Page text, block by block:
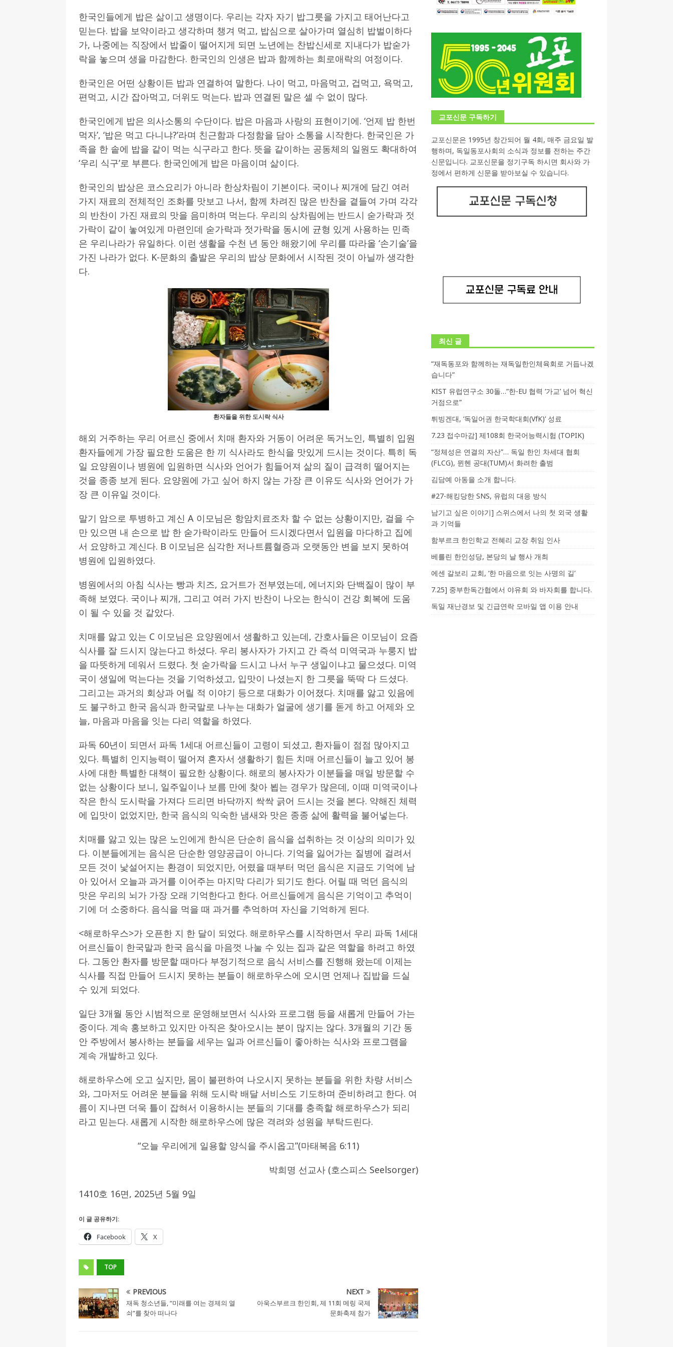
[ 2026-07-27 ] 튀빙겐대, ‘독일어권 한국학대회(VfK)’ 성료
한인소식
[ 2026-07-20 ] 7.23 접수마감] 제108회 한국어능력시험 (TOPIK)
게시판 / 행사 / 알림
[ 2026-07-20 ] “정체성은 연결의 자산”… 독일 한인 차세대 협회(FLCG), 뮌헨 공대(TUM)서 화려한 출범
한
인소식
[ 2026-07-20 ] 김담예 아동을 소개 합니다.
사랑의 손길
[ 2022-03-20 ] 사진의 주인을 찾습니다. 게시판 / 행사 / 알림
한국인들에게 밥은 삶이고 생명이다. 우리는 각자 자기 밥그릇을 가지고 태어난다고
믿는다. 밥을 보약이라고 생각하며 챙겨 먹고, 밥심으로 살아가며 열심히 밥벌이하다
가, 나중에는 직장에서 밥줄이 떨어지게 되면 노년에는 찬밥신세로 지내다가 밥숟가
락을 놓으며 생을 마감한다. 한국인의 인생은 밥과 함께하는 희로애락의 여정이다.
한국인은 어떤 상황이든 밥과 연결하여 말한다. 나이 먹고, 마음먹고, 겁먹고, 욕먹고,
편먹고, 시간 잡아먹고, 더위도 먹는다. 밥과 연결된 말은 셀 수 없이 많다.
한국인에게 밥은 의사소통의 수단이다. 밥은 마음과 사랑의 표현이기에. ‘언제 밥 한번
먹자’, ‘밥은 먹고 다니냐?’라며 친근함과 다정함을 담아 소통을 시작한다. 한국인은 가
족을 한 솥에 밥을 같이 먹는 식구라고 한다. 뜻을 같이하는 공동체의 일원도 확대하여
‘우리 식구’로 부른다. 한국인에게 밥은 마음이며 삶이다.
한국인의 밥상은 코스요리가 아니라 한상차림이 기본이다. 국이나 찌개에 담긴 여러
가지 재료의 전체적인 조화를 맛보고 나서, 함께 차려진 많은 반찬을 곁들여 가며 각각
의 반찬이 가진 재료의 맛을 음미하며 먹는다. 우리의 상차림에는 반드시 숟가락과 젓
가락이 같이 놓여있게 마련인데 숟가락과 젓가락을 동시에 균형 있게 사용하는 민족
은 우리나라가 유일하다. 이런 생활을 수천 년 동안 해왔기에 우리를 따라올 ‘손기술’을
가진 나라가 없다. K-문화의 출발은 우리의 밥상 문화에서 시작된 것이 아닐까 생각한
다.
환자들을 위한 도시락 식사
해외 거주하는 우리 어르신 중에서 치매 환자와 거동이 어려운 독거노인, 특별히 입원
환자들에게 가장 필요한 도움은 한 끼 식사라도 한식을 맛있게 드시는 것이다. 특히 독
일 요양원이나 병원에 입원하면 식사와 언어가 힘들어져 삶의 질이 급격히 떨어지는
것을 종종 보게 된다. 요양원에 가고 싶어 하지 않는 가장 큰 이유도 식사와 언어가 가
장 큰 이유일 것이다.
말기 암으로 투병하고 계신 A 이모님은 항암치료조차 할 수 없는 상황이지만, 걸을 수
만 있으면 내 손으로 밥 한 숟가락이라도 만들어 드시겠다면서 입원을 마다하고 집에
서 요양하고 계신다. B 이모님은 심각한 저나트륨혈증과 오랫동안 변을 보지 못하여
병원에 입원하였다.
병원에서의 아침 식사는 빵과 치즈, 요거트가 전부였는데, 에너지와 단백질이 많이 부
족해 보였다. 국이나 찌개, 그리고 여러 가지 반찬이 나오는 한식이 건강 회복에 도움
이 될 수 있을 것 같았다.
치매를 앓고 있는 C 이모님은 요양원에서 생활하고 있는데, 간호사들은 이모님이 요즘
식사를 잘 드시지 않는다고 하셨다. 우리 봉사자가 가지고 간 즉석 미역국과 누룽지 밥
을 따뜻하게 데워서 드렸다. 첫 숟가락을 드시고 나서 누구 생일이냐고 물으셨다. 미역
국이 생일에 먹는다는 것을 기억하셨고, 입맛이 나셨는지 한 그릇을 뚝딱 다 드셨다.
그리고는 과거의 회상과 어릴 적 이야기 등으로 대화가 이어졌다. 치매를 앓고 있음에
도 불구하고 한국 음식과 한국말로 나누는 대화가 얼굴에 생기를 돋게 하고 어제와 오
늘, 마음과 마음을 잇는 다리 역할을 하였다.
파독 60년이 되면서 파독 1세대 어르신들이 고령이 되셨고, 환자들이 점점 많아지고
있다. 특별히 인지능력이 떨어져 혼자서 생활하기 힘든 치매 어르신들이 늘고 있어 봉
사에 대한 특별한 대책이 필요한 상황이다. 해로의 봉사자가 이분들을 매일 방문할 수
없는 상황이다 보니, 일주일이나 보름 만에 찾아 뵙는 경우가 많은데, 이때 미역국이나
작은 한식 도시락을 가져다 드리면 바닥까지 싹싹 긁어 드시는 것을 본다. 약해진 체력
에 입맛이 없었지만, 한국 음식의 익숙한 냄새와 맛은 종종 삶에 활력을 불어넣는다.
치매를 앓고 있는 많은 노인에게 한식은 단순히 음식을 섭취하는 것 이상의 의미가 있
다. 이분들에게는 음식은 단순한 영양공급이 아니다. 기억을 잃어가는 질병에 걸려서
모든 것이 낯설어지는 환경이 되었지만, 어렸을 때부터 먹던 음식은 지금도 기억에 남
아 있어서 오늘과 과거를 이어주는 마지막 다리가 되기도 한다. 어릴 때 먹던 음식의
맛은 우리의 뇌가 가장 오래 기억한다고 한다. 어르신들에게 음식은 기억이고 추억이
기에 더 소중하다. 음식을 먹을 때 과거를 추억하며 자신을 기억하게 된다.
<해로하우스>가 오픈한 지 한 달이 되었다. 해로하우스를 시작하면서 우리 파독 1세대
어르신들이 한국말과 한국 음식을 마음껏 나눌 수 있는 집과 같은 역할을 하려고 하였
다. 그동안 환자를 방문할 때마다 부정기적으로 음식 서비스를 진행해 왔는데 이제는
식사를 직접 만들어 드시지 못하는 분들이 해로하우스에 오시면 언제나 집밥을 드실
수 있게 되었다.
일단 3개월 동안 시범적으로 운영해보면서 식사와 프로그램 등을 새롭게 만들어 가는
중이다. 계속 홍보하고 있지만 아직은 찾아오시는 분이 많지는 않다. 3개월의 기간 동
안 주방에서 봉사하는 분들을 세우는 일과 어르신들이 좋아하는 식사와 프로그램을
계속 개발하고 있다.
해로하우스에 오고 싶지만, 몸이 불편하여 나오시지 못하는 분들을 위한 차량 서비스
와, 그마저도 어려운 분들을 위해 도시락 배달 서비스도 기도하며 준비하려고 한다. 여
름이 지나면 더욱 틀이 잡혀서 이용하시는 분들의 기대를 충족할 해로하우스가 되리
라고 믿는다. 새롭게 시작한 해로하우스에 많은 격려와 성원을 부탁드린다.
“오늘 우리에게 일용할 양식을 주시옵고”(마태복음 6:11)
박희명 선교사 (호스피스 Seelsorger)
1410호 16면, 2025년 5월 9일
이 글 공유하기:
Facebook X
TOP
PREVIOUS
재독 청소년들, “미래를 여는 경제의 열
쇠”를 찾아 떠나다
NEXT
아욱스부르크 한인회, 제 11회 메링 국제
문화축제 참가
교포신문 구독하기
교포신문은 1995년 창간되어 월 4회, 매주 금요일 발
행하며, 독일동포사회의 소식과 정보를 전하는 주간
신문입니다. 교포신문을 정기구독 하시면 회사와 가
정에서 편하게 신문을 받아보실 수 있습니다.
최신 글
“재독동포와 함께하는 재독일한인체육회로 거듭나겠
습니다”
KIST 유럽연구소 30돌…“한-EU 협력 ‘가교’ 넘어 혁신
거점으로”
튀빙겐대, ‘독일어권 한국학대회(VfK)’ 성료
7.23 접수마감] 제108회 한국어능력시험 (TOPIK)
“정체성은 연결의 자산”… 독일 한인 차세대 협회
(FLCG), 뮌헨 공대(TUM)서 화려한 출범
김담예 아동을 소개 합니다.
#27-해킹당한 SNS, 유럽의 대응 방식
남기고 싶은 이야기] 스위스에서 나의 첫 외국 생활
과 기억들
함부르크 한인학교 전혜리 교장 취임 인사
베를린 한인성당, 본당의 날 행사 개최
에센 갈보리 교회, ‘한 마음으로 잇는 사명의 길’
7.25] 중부한독간협에서 야유회 와 바자회를 합니다.
독일 재난경보 및 긴급연락 모바일 앱 이용 안내